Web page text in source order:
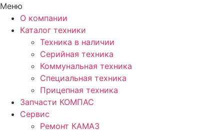
Меню
О компании
Каталог техники
Техника в наличии
Серийная техника
Коммунальная техника
Специальная техника
Прицепная техника
Запчасти КОМПАС
Сервис
Ремонт КАМАЗ